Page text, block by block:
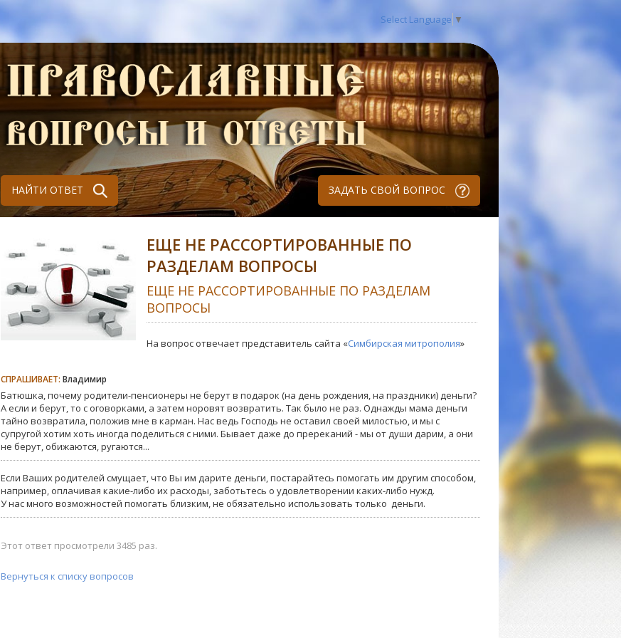
Select Language ▼
НАЙТИ ОТВЕТ ЗАДАТЬ СВОЙ ВОПРОС
ЕЩЕ НЕ РАССОРТИРОВАННЫЕ ПО
РАЗДЕЛАМ ВОПРОСЫ
ЕЩЕ НЕ РАССОРТИРОВАННЫЕ ПО РАЗДЕЛАМ
ВОПРОСЫ
На вопрос отвечает представитель сайта «Симбирская митрополия»
СПРАШИВАЕТ: Владимир
Батюшка, почему родители-пенсионеры не берут в подарок (на день рождения, на праздники) деньги?
А если и берут, то с оговорками, а затем норовят возвратить. Так было не раз. Однажды мама деньги
тайно возвратила, положив мне в карман. Нас ведь Господь не оставил своей милостью, и мы с
супругой хотим хоть иногда поделиться с ними. Бывает даже до пререканий - мы от души дарим, а они
не берут, обижаются, ругаются...
Если Ваших родителей смущает, что Вы им дарите деньги, постарайтесь помогать им другим способом,
например, оплачивая какие-либо их расходы, заботьтесь о удовлетворении каких-либо нужд.
У нас много возможностей помогать близким, не обязательно использовать только деньги.
Этот ответ просмотрели 3485 раз.
Вернуться к списку вопросов